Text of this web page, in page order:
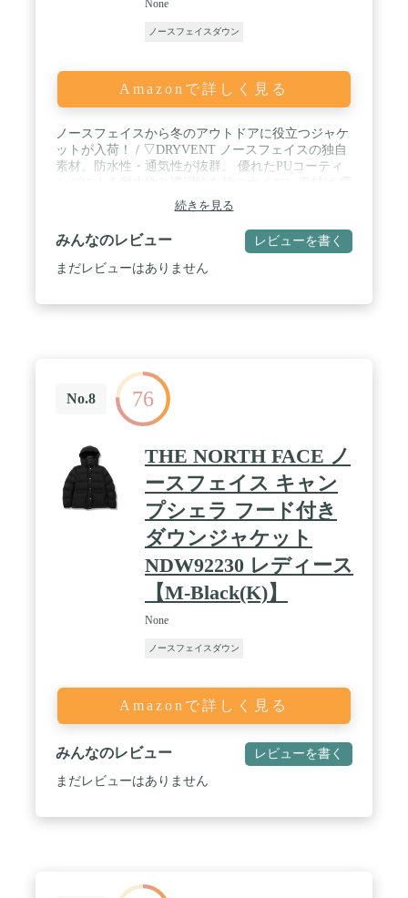
None
ノースフェイスダウン
Amazonで詳しく見る
ノースフェイスから冬のアウトドアに役立つジャケ
ットが入荷！ / ▽DRYVENT ノースフェイスの独自
素材。防水性・通気性が抜群。 優れたPUコーティ
や雨などをシャットアウトし、ウェア内の水蒸気を
排出してムレを防ぎます。 防風性にも優れ、快適性
にも定評があります。 / 取り外し可能ファー付きの
フードはドローコードによって サイズ調節が可能な
ので、強風の中でもフードが捲れにくい。 / さらに
続きを見る
みんなのレビュー レビューを書く
まだレビューはありません
No.8 76
THE NORTH FACE ノ
ースフェイス キャン
プシェラ フード付き
ダウンジャケット
NDW92230 レディース
【M-Black(K)】
None
ノースフェイスダウン
Amazonで詳しく見る
みんなのレビュー レビューを書く
まだレビューはありません